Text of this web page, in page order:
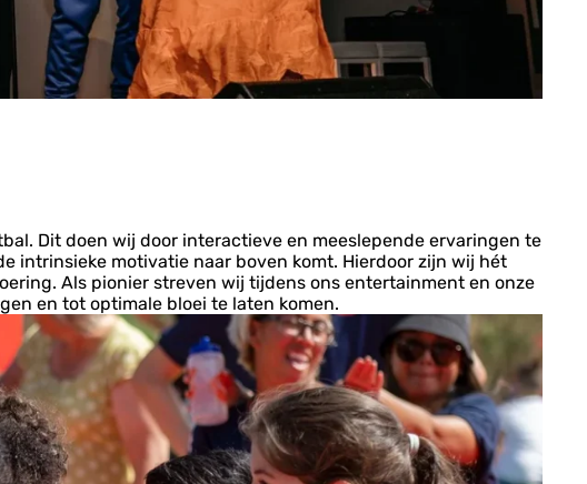
Dit doen wij door interactieve en meeslepende ervaringen te
intrinsieke motivatie naar boven komt. Hierdoor zijn wij hét
Als pionier streven wij tijdens ons entertainment en onze
en tot optimale bloei te laten komen.